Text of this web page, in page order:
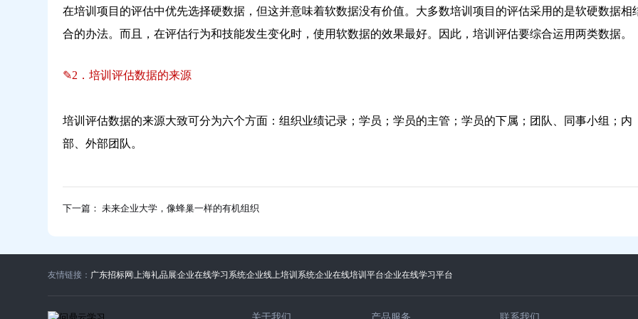
在培训项目的评估中优先选择硬数据，但这并意味着软数据没有价值。大多数培训项目的评估采用的是软硬数据相
合的办法。而且，在评估行为和技能发生变化时，使用软数据的效果最好。因此，培训评估要综合运用两类数据。
✎2．培训评估数据的来源
培训评估数据的来源大致可分为六个方面：组织业绩记录；学员；学员的主管；学员的下属；团队、同事小组；内
部、外部团队。
下一篇： 未来企业大学，像蜂巢一样的有机组织
友情链接： 广东招标网 上海礼品展企业在线学习系统企业线上培训系统企业在线培训平台企业在线学习平台